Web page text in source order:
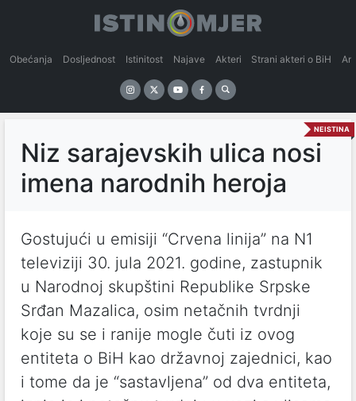
Obećanja Dosljednost Istinitost Najave Akteri Strani akteri o BiH
NEISTINA
Niz sarajevskih ulica nosi
imena narodnih heroja
Gostujući u emisiji “Crvena linija” na N1
televiziji 30. jula 2021. godine, zastupnik
u Narodnoj skupštini Republike Srpske
Srđan Mazalica, osim netačnih tvrdnji
koje su se i ranije mogle čuti iz ovog
entiteta o BiH kao državnoj zajednici, kao
i tome da je “sastavljena” od dva entiteta,